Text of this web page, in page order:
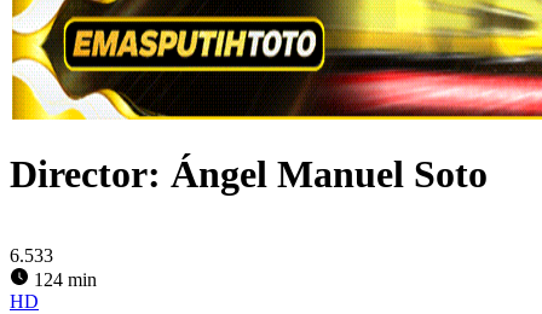
Director: Ángel Manuel Soto
6.533
124 min
HD